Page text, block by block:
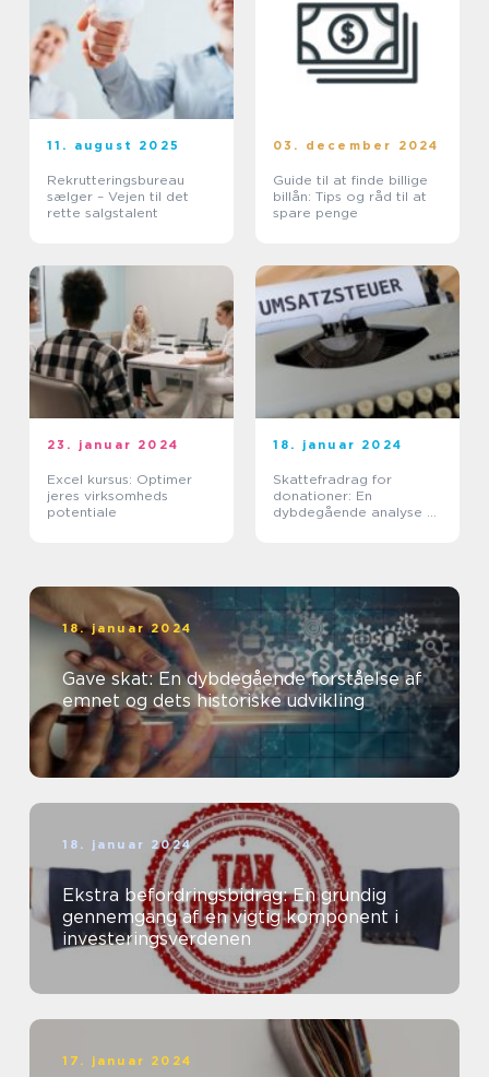
11. august 2025
Rekrutteringsbureau
sælger – Vejen til det
rette salgstalent
03. december 2024
Guide til at finde billige
billån: Tips og råd til at
spare penge
23. januar 2024
Excel kursus: Optimer
jeres virksomheds
potentiale
18. januar 2024
Skattefradrag for
donationer: En
dybdegående analyse af
18. januar 2024
Gave skat: En dybdegående forståelse af
emnet og dets historiske udvikling
18. januar 2024
Ekstra befordringsbidrag: En grundig
gennemgang af en vigtig komponent i
investeringsverdenen
17. januar 2024